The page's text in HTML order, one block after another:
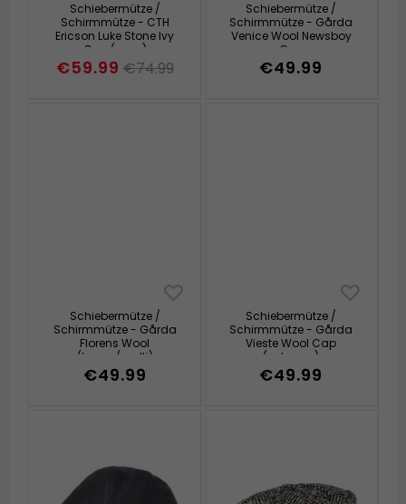
Schiebermütze /
Schirmmütze - CTH
Ericson Luke Stone Ivy
Cap (grau)
€59.99 €74.99
Schiebermütze /
Schirmmütze - Gårda
Venice Wool Newsboy
Cap
(schwarz/weiß/blau)
€49.99
Schiebermütze /
Schirmmütze - Gårda
Florens Wool
(braun/multi)
€49.99
Schiebermütze /
Schirmmütze - Gårda
Vieste Wool Cap
(schwarz)
€49.99